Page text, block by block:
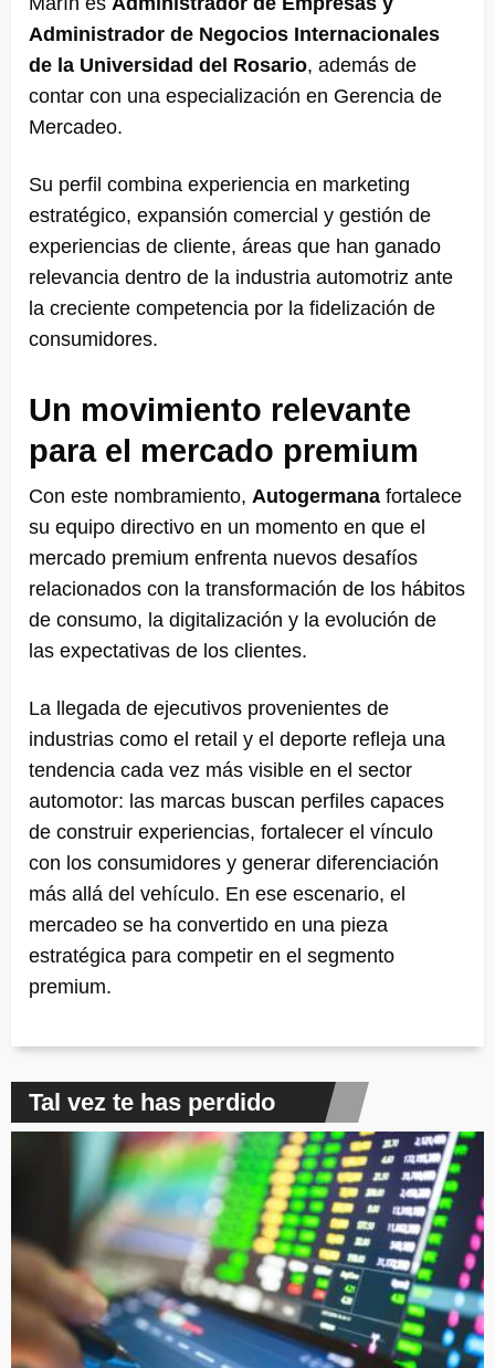
Administrador de Negocios Internacionales
de la Universidad del Rosario, además de
contar con una especialización en Gerencia de
Mercadeo.
Su perfil combina experiencia en marketing
estratégico, expansión comercial y gestión de
experiencias de cliente, áreas que han ganado
relevancia dentro de la industria automotriz ante
la creciente competencia por la fidelización de
consumidores.
Un movimiento relevante
para el mercado premium
Con este nombramiento, Autogermana fortalece
su equipo directivo en un momento en que el
mercado premium enfrenta nuevos desafíos
relacionados con la transformación de los hábitos
de consumo, la digitalización y la evolución de
las expectativas de los clientes.
La llegada de ejecutivos provenientes de
industrias como el retail y el deporte refleja una
tendencia cada vez más visible en el sector
automotor: las marcas buscan perfiles capaces
de construir experiencias, fortalecer el vínculo
con los consumidores y generar diferenciación
más allá del vehículo. En ese escenario, el
mercadeo se ha convertido en una pieza
estratégica para competir en el segmento
premium.
Tal vez te has perdido